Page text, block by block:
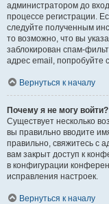
администратором до
процессе регистрации.
следуйте полученным
то возможно, что вы
заблокирован спам-
адрес email, попробуйте
Вернуться к началу
Почему я не могу войти?
Существует несколько
вы правильно вводите
правильно, свяжитесь с
вам закрыт доступ к
в конфигурации
исправления настроек.
Вернуться к началу